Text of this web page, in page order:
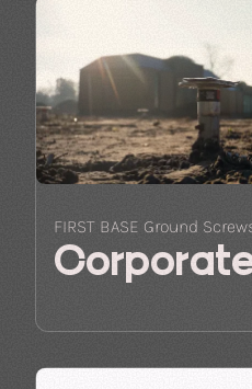
FIRST BASE Ground